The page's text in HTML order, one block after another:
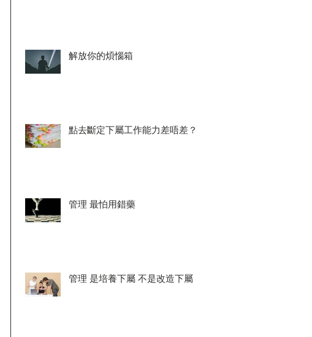
解放你的煩惱箱
點去斷定下屬工作能力差唔差？
管理 最怕用錯藥
管理 是培養下屬 不是改造下屬